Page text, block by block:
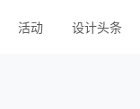
活动 设计头条